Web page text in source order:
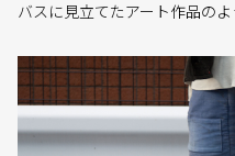
バスに見立てたアート作品のよ